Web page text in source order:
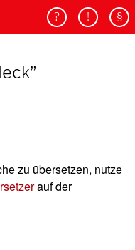
? ! §
zu übersetzen, nutze
auf der